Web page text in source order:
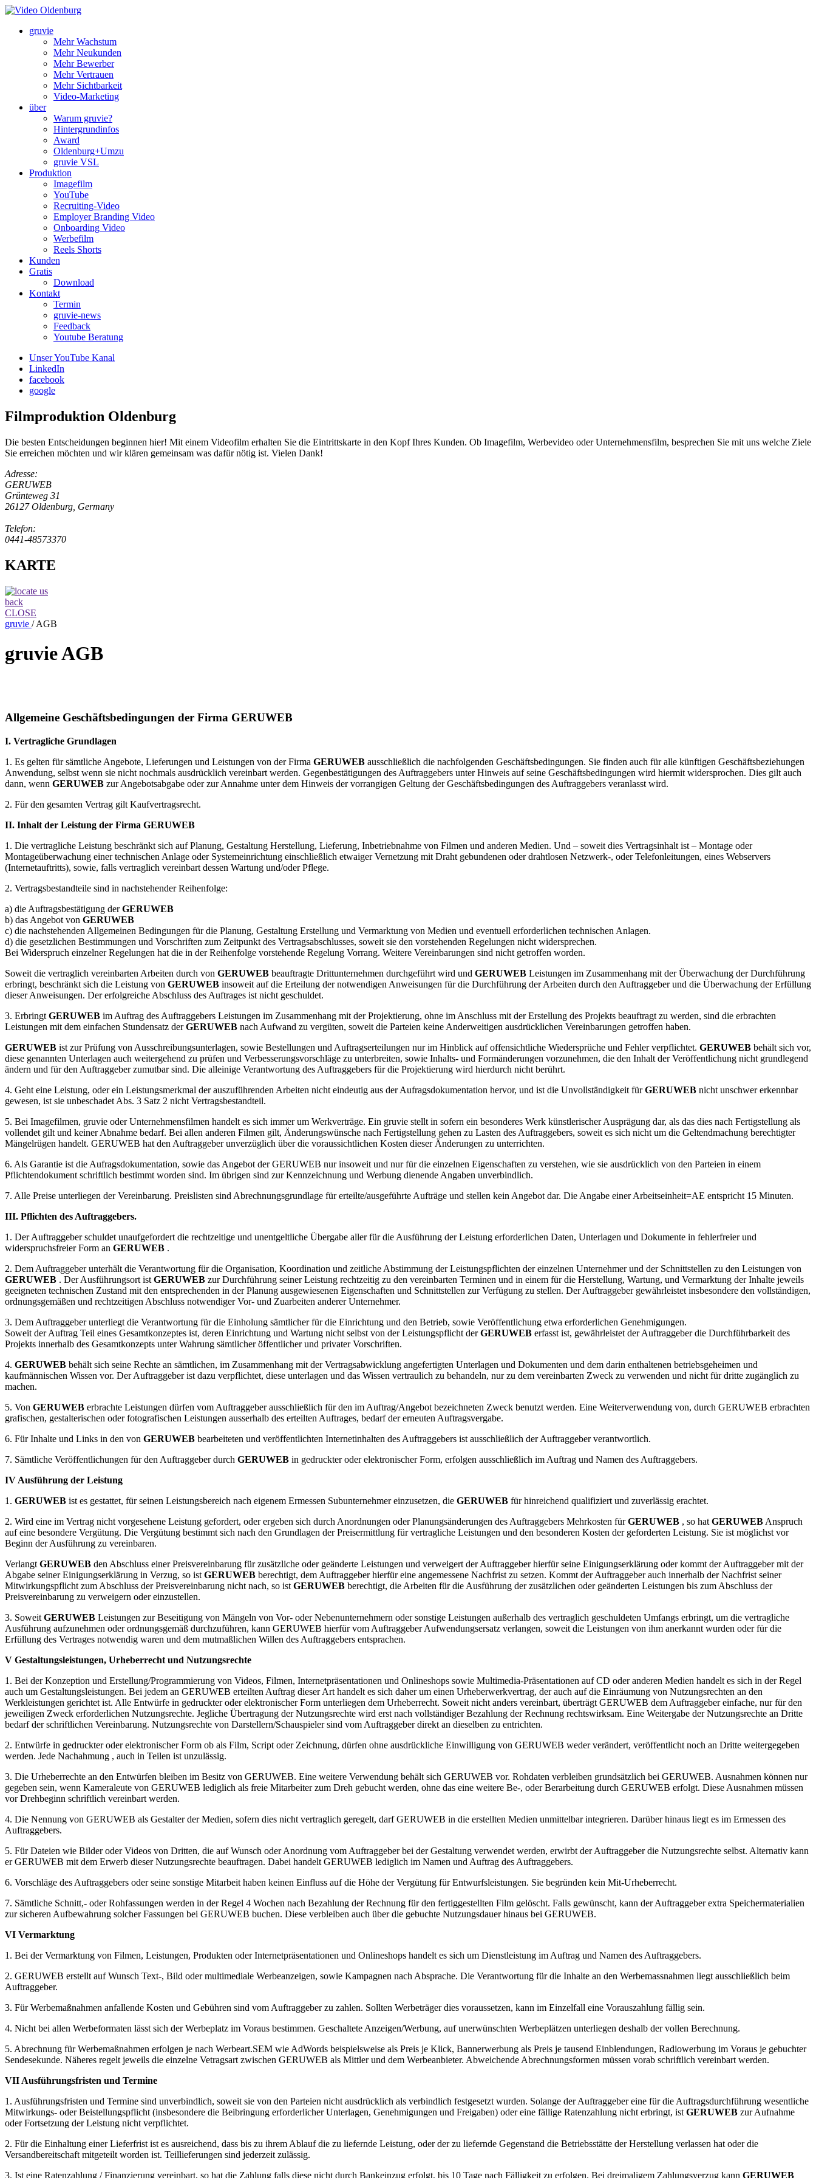
gruvie
Mehr Wachstum
Mehr Neukunden
Mehr Bewerber
Mehr Vertrauen
Mehr Sichtbarkeit
Video-Marketing
über
Warum gruvie?
Hintergrundinfos
Award
Oldenburg+Umzu
gruvie VSL
Produktion
Imagefilm
YouTube
Recruiting-Video
Employer Branding Video
Onboarding Video
Werbefilm
Reels Shorts
Kunden
Gratis
Download
Kontakt
Termin
gruvie-news
Feedback
Youtube Beratung
Unser YouTube Kanal
LinkedIn
facebook
google
Filmproduktion Oldenburg
Die besten Entscheidungen beginnen hier! Mit einem Videofilm erhalten Sie die Eintrittskarte in den Kopf Ihres Kunden. Ob Imagefilm, Werbevideo oder Unternehmensfilm, besprechen Sie mit uns welche Ziele
Sie erreichen möchten und wir klären gemeinsam was dafür nötig ist. Vielen Dank!
Adresse:
GERUWEB
Grünteweg 31
26127 Oldenburg, Germany
Telefon:
0441-48573370
KARTE
back
CLOSE
gruvie /AGB
gruvieAGB
Allgemeine Geschäftsbedingungen der Firma GERUWEB
I. Vertragliche Grundlagen
1. Es gelten für sämtliche Angebote, Lieferungen und Leistungen von der Firma GERUWEB ausschließlich die nachfolgenden Geschäftsbedingungen. Sie finden auch für alle künftigen Geschäftsbeziehungen
Anwendung, selbst wenn sie nicht nochmals ausdrücklich vereinbart werden. Gegenbestätigungen des Auftraggebers unter Hinweis auf seine Geschäftsbedingungen wird hiermit widersprochen. Dies gilt auch
dann, wenn GERUWEB zur Angebotsabgabe oder zur Annahme unter dem Hinweis der vorrangigen Geltung der Geschäftsbedingungen des Auftraggebers veranlasst wird.
2. Für den gesamten Vertrag gilt Kaufvertragsrecht.
II. Inhalt der Leistung der Firma GERUWEB
1. Die vertragliche Leistung beschränkt sich auf Planung, Gestaltung Herstellung, Lieferung, Inbetriebnahme von Filmen und anderen Medien. Und – soweit dies Vertragsinhalt ist – Montage oder
Montageüberwachung einer technischen Anlage oder Systemeinrichtung einschließlich etwaiger Vernetzung mit Draht gebundenen oder drahtlosen Netzwerk-, oder Telefonleitungen, eines Webservers
(Internetauftritts), sowie, falls vertraglich vereinbart dessen Wartung und/oder Pflege.
2. Vertragsbestandteile sind in nachstehender Reihenfolge:
a) die Auftragsbestätigung derGERUWEB
b) das Angebot von GERUWEB
c) die nachstehenden Allgemeinen Bedingungen für die Planung, Gestaltung Erstellung und Vermarktung von Medien und eventuell erforderlichen technischen Anlagen.
d) die gesetzlichen Bestimmungen und Vorschriften zum Zeitpunkt des Vertragsabschlusses, soweit sie den vorstehenden Regelungen nicht widersprechen.
Bei Widerspruch einzelner Regelungen hat die in der Reihenfolge vorstehende Regelung Vorrang. Weitere Vereinbarungen sind nicht getroffen worden.
Soweit die vertraglich vereinbarten Arbeiten durch von GERUWEB beauftragte Drittunternehmen durchgeführt wird und GERUWEB Leistungen im Zusammenhang mit der Überwachung der Durchführung
erbringt, beschränkt sich die Leistung von GERUWEB insoweit auf die Erteilung der notwendigen Anweisungen für die Durchführung der Arbeiten durch den Auftraggeber und die Überwachung der Erfüllung
dieser Anweisungen. Der erfolgreiche Abschluss des Auftrages ist nicht geschuldet.
3. Erbringt GERUWEB im Auftrag des Auftraggebers Leistungen im Zusammenhang mit der Projektierung, ohne im Anschluss mit der Erstellung des Projekts beauftragt zu werden, sind die erbrachten
Leistungen mit dem einfachen Stundensatz derGERUWEB nach Aufwand zu vergüten, soweit die Parteien keine Anderweitigen ausdrücklichen Vereinbarungen getroffen haben.
GERUWEB ist zur Prüfung von Ausschreibungsunterlagen, sowie Bestellungen und Auftragserteilungen nur im Hinblick auf offensichtliche Wiedersprüche und Fehler verpflichtet. GERUWEB behält sich vor,
diese genannten Unterlagen auch weitergehend zu prüfen und Verbesserungsvorschläge zu unterbreiten, sowie Inhalts- und Formänderungen vorzunehmen, die den Inhalt der Veröffentlichung nicht grundlegend
ändern und für den Auftraggeber zumutbar sind. Die alleinige Verantwortung des Auftraggebers für die Projektierung wird hierdurch nicht berührt.
4. Geht eine Leistung, oder ein Leistungsmerkmal der auszuführenden Arbeiten nicht eindeutig aus der Aufragsdokumentation hervor, und ist die Unvollständigkeit fürGERUWEB nicht unschwer erkennbar
gewesen, ist sie unbeschadet Abs. 3 Satz 2 nicht Vertragsbestandteil.
5. Bei Imagefilmen, gruvie oder Unternehmensfilmen handelt es sich immer um Werkverträge. Ein gruvie stellt in sofern ein besonderes Werk künstlerischer Ausprägung dar, als das dies nach Fertigstellung als
vollendet gilt und keiner Abnahme bedarf. Bei allen anderen Filmen gilt, Änderungswünsche nach Fertigstellung gehen zu Lasten des Auftraggebers, soweit es sich nicht um die Geltendmachung berechtigter
Mängelrügen handelt. GERUWEB hat den Auftraggeber unverzüglich über die voraussichtlichen Kosten dieser Änderungen zu unterrichten.
6. Als Garantie ist die Aufragsdokumentation, sowie das Angebot derGERUWEB nur insoweit und nur für die einzelnen Eigenschaften zu verstehen, wie sie ausdrücklich von den Parteien in einem
Pflichtendokument schriftlich bestimmt worden sind. Im übrigen sind zur Kennzeichnung und Werbung dienende Angaben unverbindlich.
7. Alle Preise unterliegen der Vereinbarung. Preislisten sind Abrechnungsgrundlage für erteilte/ausgeführte Aufträge und stellen kein Angebot dar. Die Angabe einer Arbeitseinheit=AE entspricht 15 Minuten.
III. Pflichten des Auftraggebers.
1. Der Auftraggeber schuldet unaufgefordert die rechtzeitige und unentgeltliche Übergabe aller für die Ausführung der Leistung erforderlichen Daten, Unterlagen und Dokumente in fehlerfreier und
widerspruchsfreier Form an GERUWEB .
2. Dem Auftraggeber unterhält die Verantwortung für die Organisation, Koordination und zeitliche Abstimmung der Leistungspflichten der einzelnen Unternehmer und der Schnittstellen zu den Leistungen von
GERUWEB . Der Ausführungsort ist GERUWEB zur Durchführung seiner Leistung rechtzeitig zu den vereinbarten Terminen und in einem für die Herstellung, Wartung, und Vermarktung der Inhalte jeweils
geeigneten technischen Zustand mit den entsprechenden in der Planung ausgewiesenen Eigenschaften und Schnittstellen zur Verfügung zu stellen. Der Auftraggeber gewährleistet insbesondere den vollständigen,
ordnungsgemäßen und rechtzeitigen Abschluss notwendiger Vor- und Zuarbeiten anderer Unternehmer.
3. Dem Auftraggeber unterliegt die Verantwortung für die Einholung sämtlicher für die Einrichtung und den Betrieb, sowie Veröffentlichung etwa erforderlichen Genehmigungen.
Soweit der Auftrag Teil eines Gesamtkonzeptes ist, deren Einrichtung und Wartung nicht selbst von der Leistungspflicht derGERUWEB erfasst ist, gewährleistet der Auftraggeber die Durchführbarkeit des
Projekts innerhalb des Gesamtkonzepts unter Wahrung sämtlicher öffentlicher und privater Vorschriften.
4. GERUWEB behält sich seine Rechte an sämtlichen, im Zusammenhang mit der Vertragsabwicklung angefertigten Unterlagen und Dokumenten und dem darin enthaltenen betriebsgeheimen und
kaufmännischen Wissen vor. Der Auftraggeber ist dazu verpflichtet, diese unterlagen und das Wissen vertraulich zu behandeln, nur zu dem vereinbarten Zweck zu verwenden und nicht für dritte zugänglich zu
machen.
5. Von GERUWEB erbrachte Leistungen dürfen vom Auftraggeber ausschließlich für den im Auftrag/Angebot bezeichneten Zweck benutzt werden. Eine Weiterverwendung von, durch GERUWEB erbrachten
grafischen, gestalterischen oder fotografischen Leistungen ausserhalb des erteilten Auftrages, bedarf der erneuten Auftragsvergabe.
6. Für Inhalte und Links in den von GERUWEB bearbeiteten und veröffentlichten Internetinhalten des Auftraggebers ist ausschließlich der Auftraggeber verantwortlich.
7. Sämtliche Veröffentlichungen für den Auftraggeber durch GERUWEB in gedruckter oder elektronischer Form, erfolgen ausschließlich im Auftrag und Namen des Auftraggebers.
IV Ausführung der Leistung
1. GERUWEB ist es gestattet, für seinen Leistungsbereich nach eigenem Ermessen Subunternehmer einzusetzen, die GERUWEB für hinreichend qualifiziert und zuverlässig erachtet.
2. Wird eine im Vertrag nicht vorgesehene Leistung gefordert, oder ergeben sich durch Anordnungen oder Planungsänderungen des Auftraggebers Mehrkosten fürGERUWEB , so hat GERUWEB Anspruch
auf eine besondere Vergütung. Die Vergütung bestimmt sich nach den Grundlagen der Preisermittlung für vertragliche Leistungen und den besonderen Kosten der geforderten Leistung. Sie ist möglichst vor
Beginn der Ausführung zu vereinbaren.
Verlangt GERUWEB den Abschluss einer Preisvereinbarung für zusätzliche oder geänderte Leistungen und verweigert der Auftraggeber hierfür seine Einigungserklärung oder kommt der Auftraggeber mit der
Abgabe seiner Einigungserklärung in Verzug, so ist GERUWEB berechtigt, dem Auftraggeber hierfür eine angemessene Nachfrist zu setzen. Kommt der Auftraggeber auch innerhalb der Nachfrist seiner
Mitwirkungspflicht zum Abschluss der Preisvereinbarung nicht nach, so ist GERUWEB berechtigt, die Arbeiten für die Ausführung der zusätzlichen oder geänderten Leistungen bis zum Abschluss der
Preisvereinbarung zu verweigern oder einzustellen.
3. Soweit GERUWEB Leistungen zur Beseitigung von Mängeln von Vor- oder Nebenunternehmern oder sonstige Leistungen außerhalb des vertraglich geschuldeten Umfangs erbringt, um die vertragliche
Ausführung aufzunehmen oder ordnungsgemäß durchzuführen, kann GERUWEB hierfür vom Auftraggeber Aufwendungsersatz verlangen, soweit die Leistungen von ihm anerkannt wurden oder für die
Erfüllung des Vertrages notwendig waren und dem mutmaßlichen Willen des Auftraggebers entsprachen.
V Gestaltungsleistungen, Urheberrecht und Nutzungsrechte
1. Bei der Konzeption und Erstellung/Programmierung von Videos, Filmen, Internetpräsentationen und Onlineshops sowie Multimedia-Präsentationen auf CD oder anderen Medien handelt es sich in der Regel
auch um Gestaltungsleistungen. Bei jedem an GERUWEB erteilten Auftrag dieser Art handelt es sich daher um einen Urheberwerkvertrag, der auch auf die Einräumung von Nutzungsrechten an den
Werkleistungen gerichtet ist. Alle Entwürfe in gedruckter oder elektronischer Form unterliegen dem Urheberrecht. Soweit nicht anders vereinbart, überträgt GERUWEB dem Auftraggeber einfache, nur für den
jeweiligen Zweck erforderlichen Nutzungsrechte. Jegliche Übertragung der Nutzungsrechte wird erst nach vollständiger Bezahlung der Rechnung rechtswirksam. Eine Weitergabe der Nutzungsrechte an Dritte
bedarf der schriftlichen Vereinbarung. Nutzungsrechte von Darstellern/Schauspieler sind vom Auftraggeber direkt an dieselben zu entrichten.
2. Entwürfe in gedruckter oder elektronischer Form ob als Film, Script oder Zeichnung, dürfen ohne ausdrückliche Einwilligung von GERUWEB weder verändert, veröffentlicht noch an Dritte weitergegeben
werden. Jede Nachahmung , auch in Teilen ist unzulässig.
3. Die Urheberrechte an den Entwürfen bleiben im Besitz von GERUWEB. Eine weitere Verwendung behält sich GERUWEB vor. Rohdaten verbleiben grundsätzlich bei GERUWEB. Ausnahmen können nur
gegeben sein, wenn Kameraleute von GERUWEB lediglich als freie Mitarbeiter zum Dreh gebucht werden, ohne das eine weitere Be-, oder Berarbeitung durch GERUWEB erfolgt. Diese Ausnahmen müssen
vor Drehbeginn schriftlich vereinbart werden.
4. Die Nennung von GERUWEB als Gestalter der Medien, sofern dies nicht vertraglich geregelt, darfGERUWEB in die erstellten Medien unmittelbar integrieren. Darüber hinaus liegt es im Ermessen des
Auftraggebers.
5. Für Dateien wie Bilder oder Videos von Dritten, die auf Wunsch oder Anordnung vom Auftraggeber bei der Gestaltung verwendet werden, erwirbt der Auftraggeber die Nutzungsrechte selbst. Alternativ kann
erGERUWEB mit dem Erwerb dieser Nutzungsrechte beauftragen. Dabei handelt GERUWEB lediglich im Namen und Auftrag des Auftraggebers.
6. Vorschläge des Auftraggebers oder seine sonstige Mitarbeit haben keinen Einfluss auf die Höhe der Vergütung für Entwurfsleistungen. Sie begründen kein Mit-Urheberrecht.
7. Sämtliche Schnitt,- oder Rohfassungen werden in der Regel 4 Wochen nach Bezahlung der Rechnung für den fertiggestellten Film gelöscht. Falls gewünscht, kann der Auftraggeber extra Speichermaterialien
zur sicheren Aufbewahrung solcher Fassungen bei GERUWEB buchen. Diese verbleiben auch über die gebuchte Nutzungsdauer hinaus bei GERUWEB.
VI Vermarktung
1. Bei der Vermarktung von Filmen, Leistungen, Produkten oder Internetpräsentationen und Onlineshops handelt es sich um Dienstleistung im Auftrag und Namen des Auftraggebers.
2. GERUWEB erstellt auf Wunsch Text-, Bild oder multimediale Werbeanzeigen, sowie Kampagnen nach Absprache. Die Verantwortung für die Inhalte an den Werbemassnahmen liegt ausschließlich beim
Auftraggeber.
3. Für Werbemaßnahmen anfallende Kosten und Gebühren sind vom Auftraggeber zu zahlen. Sollten Werbeträger dies voraussetzen, kann im Einzelfall eine Vorauszahlung fällig sein.
4. Nicht bei allen Werbeformaten lässt sich der Werbeplatz im Voraus bestimmen. Geschaltete Anzeigen/Werbung, auf unerwünschten Werbeplätzen unterliegen deshalb der vollen Berechnung.
5. Abrechnung für Werbemaßnahmen erfolgen je nach Werbeart.SEM wie AdWords beispielsweise als Preis je Klick, Bannerwerbung als Preis je tausend Einblendungen, Radiowerbung im Voraus je gebuchter
Sendesekunde. Näheres regelt jeweils die einzelne Vetragsart zwischen GERUWEB als Mittler und dem Werbeanbieter. Abweichende Abrechnungsformen müssen vorab schriftlich vereinbart werden.
VII Ausführungsfristen und Termine
1. Ausführungsfristen und Termine sind unverbindlich, soweit sie von den Parteien nicht ausdrücklich als verbindlich festgesetzt wurden. Solange der Auftraggeber eine für die Auftragsdurchführung wesentliche
Mitwirkungs- oder Beistellungspflicht (insbesondere die Beibringung erforderlicher Unterlagen, Genehmigungen und Freigaben) oder eine fällige Ratenzahlung nicht erbringt, ist GERUWEB zur Aufnahme
oder Fortsetzung der Leistung nicht verpflichtet.
2. Für die Einhaltung einer Lieferfrist ist es ausreichend, dass bis zu ihrem Ablauf die zu liefernde Leistung, oder der zu liefernde Gegenstand die Betriebsstätte der Herstellung verlassen hat oder die
Versandbereitschaft mitgeteilt worden ist. Teillieferungen sind jederzeit zulässig.
3. Ist eine Ratenzahlung / Finanzierung vereinbart, so hat die Zahlung falls diese nicht durch Bankeinzug erfolgt, bis 10 Tage nach Fälligkeit zu erfolgen. Bei dreimaligem Zahlungsverzug kann GERUWEB